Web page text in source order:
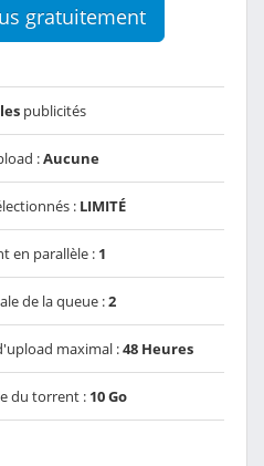
gratuitement
publicités
:Aucune
: LIMITÉ
en parallèle : 1
de la queue :2
maximal :48 Heures
du torrent : 10 Go